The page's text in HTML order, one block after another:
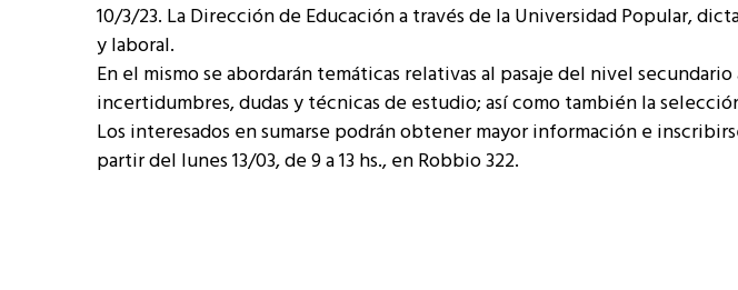
10/3/23. La Dirección de Educación a través de la Universidad Popular,
y laboral.
En el mismo se abordarán temáticas relativas al pasaje del nivel
incertidumbres, dudas y técnicas de estudio; así como también la
Los interesados en sumarse podrán obtener mayor información e
partir del lunes 13/03, de 9 a 13 hs., en Robbio 322.